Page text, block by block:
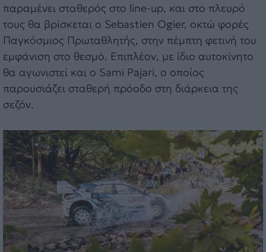
παραμένει σταθερός στο line-up, και στο πλευρό
τους θα βρίσκεται ο Sebastien Ogier, οκτώ φορές
Παγκόσμιος Πρωταθλητής, στην πέμπτη φετινή του
εμφάνιση στο θεσμό. Επιπλέον, με ίδιο αυτοκίνητο
θα αγωνιστεί και ο Sami Pajari, ο οποίος
παρουσιάζει σταθερή πρόοδο στη διάρκεια της
σεζόν.